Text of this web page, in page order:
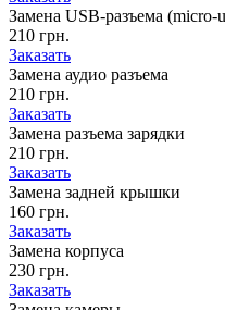
Замена USB-разъема (micro-
210 грн.
Заказать
Замена аудио разъема
210 грн.
Заказать
Замена разъема зарядки
210 грн.
Заказать
Замена задней крышки
160 грн.
Заказать
Замена корпуса
230 грн.
Заказать